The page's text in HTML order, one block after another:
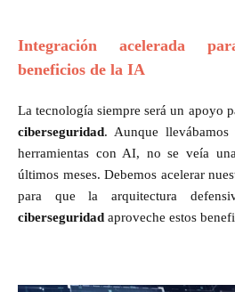
Integración acelerada
beneficios de la IA
La tecnología siempre será un apoyo
ciberseguridad. Aunque
herramientas con AI, no se veía
últimos meses. Debemos acelerar
para que la arquitectura
ciberseguridad aproveche estos